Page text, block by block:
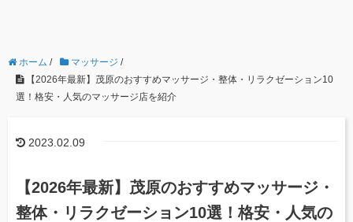
ホーム / マッサージ /
【2026年最新】茂原のおすすめマッサージ・整体・リラクゼーション10
選！格安・人気のマッサージ店を紹介
2023.02.09
【2026年最新】茂原のおすすめマッサージ・
整体・リラクゼーション10選！格安・人気の